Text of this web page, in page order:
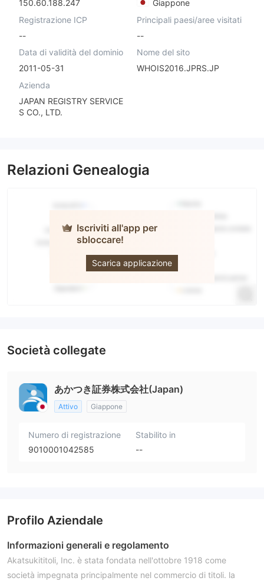
150.60.188.247
Giappone
Registrazione ICP
--
Principali paesi/aree visitati
--
Data di validità del dominio
2011-05-31
Nome del sito
WHOIS2016.JPRS.JP
Azienda
JAPAN REGISTRY SERVICE
S CO., LTD.
Relazioni Genealogia
Iscriviti all'app per
sbloccare!
Scarica applicazione
Società collegate
あかつき証券株式会社(Japan)
Attivo Giappone
Numero di registrazione
9010001042585
Stabilito in
--
Profilo Aziendale
Informazioni generali e regolamento
Akatsukititoli, Inc. è stata fondata nell'ottobre 1918 come
società impegnata principalmente nel commercio di titoli. la